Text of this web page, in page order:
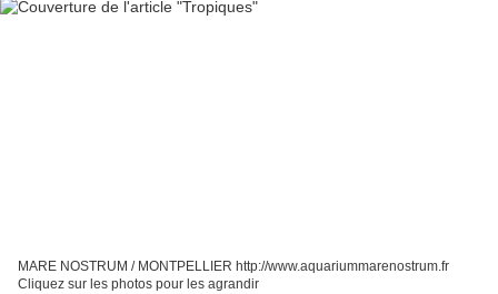
MARE NOSTRUM / MONTPELLIER http://www.aquariummarenostrum.fr
Cliquez sur les photos pour les agrandir